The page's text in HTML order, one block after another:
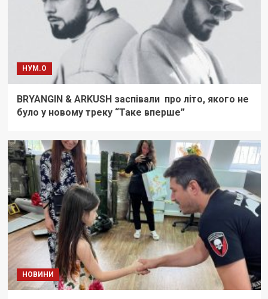
НУМ.О
BRYANGIN & ARKUSH заспівали про літо, якого не
було у новому треку “Таке вперше”
НОВИНИ